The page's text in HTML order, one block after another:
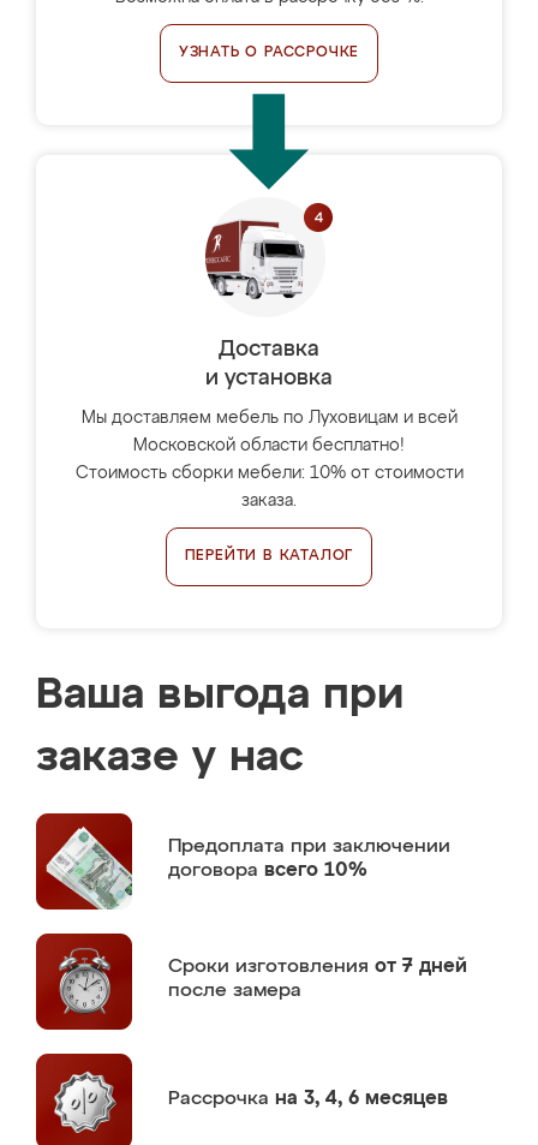
УЗНАТЬ О РАССРОЧКЕ
Доставка
и установка
Мы доставляем мебель по Луховицам и всей
Московской области бесплатно!
Стоимость сборки мебели: 10% от стоимости
заказа.
ПЕРЕЙТИ В КАТАЛОГ
Ваша выгода при
заказе у нас
Предоплата при заключении
договора всего 10%
Сроки изготовления от 7 дней
после замера
Рассрочка на 3, 4, 6 месяцев